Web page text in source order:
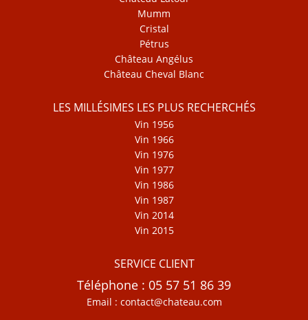
Mumm
Cristal
Pétrus
Château Angélus
Château Cheval Blanc
LES MILLÉSIMES LES PLUS RECHERCHÉS
Vin 1956
Vin 1966
Vin 1976
Vin 1977
Vin 1986
Vin 1987
Vin 2014
Vin 2015
SERVICE CLIENT
Téléphone : 05 57 51 86 39
Email : contact@chateau.com